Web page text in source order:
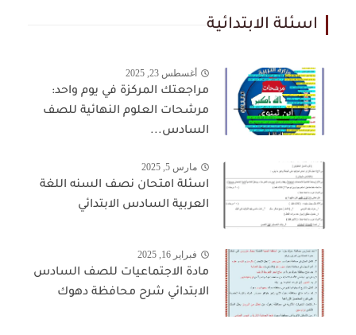
اسئلة الابتدائية
أغسطس 23, 2025
مراجعتك المركزة في يوم واحد:
مرشحات العلوم النهائية للصف
السادس...
مارس 5, 2025
اسئلة امتحان نصف السنه اللغة
العربية السادس الابتدائي
فبراير 16, 2025
مادة الاجتماعيات للصف السادس
الابتدائي شرح محافظة دهوك